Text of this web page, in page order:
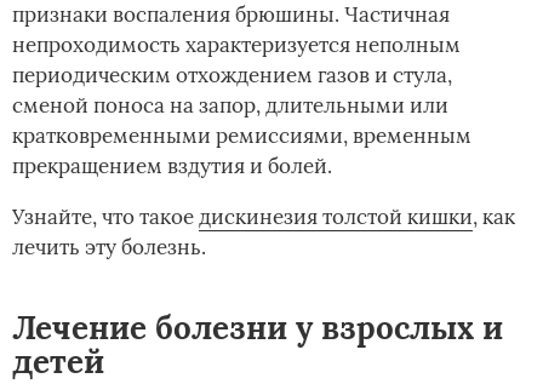
признаки воспаления брюшины. Частичная
непроходимость характеризуется неполным
периодическим отхождением газов и стула,
сменой поноса на запор, длительными или
кратковременными ремиссиями, временным
прекращением вздутия и болей.
Узнайте, что такое­­дискинезия толстой кишки, как
лечить эту болезнь. ­­
Лечение болезни у взрослых и
детей